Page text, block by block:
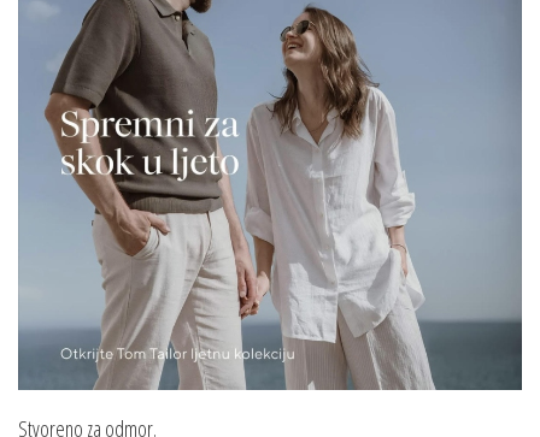
Stvoreno za odmor.